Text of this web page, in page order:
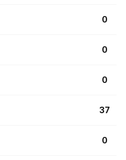
0
0
0
37
0